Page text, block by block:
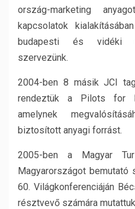
ország-marketing
kapcsolatok
budapesti és vidéki
szervezünk.
2004-ben 8 másik JCI
rendeztük a Pilots for
amelynek
biztosított anyagi forrást.
2005-ben a Magyar
Magyarországot
60. Világkonferenciáján
résztvevő számára